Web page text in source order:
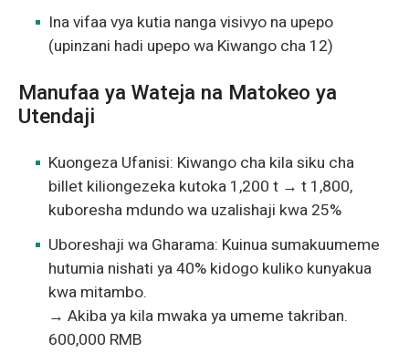
Ina vifaa vya kutia nanga visivyo na upepo
(upinzani hadi upepo wa Kiwango cha 12)
Manufaa ya Wateja na Matokeo ya
Utendaji
Kuongeza Ufanisi: Kiwango cha kila siku cha
billet kiliongezeka kutoka 1,200 t → t 1,800,
kuboresha mdundo wa uzalishaji kwa 25%
Uboreshaji wa Gharama: Kuinua sumakuumeme
hutumia nishati ya 40% kidogo kuliko kunyakua
kwa mitambo.
→ Akiba ya kila mwaka ya umeme takriban.
600,000 RMB